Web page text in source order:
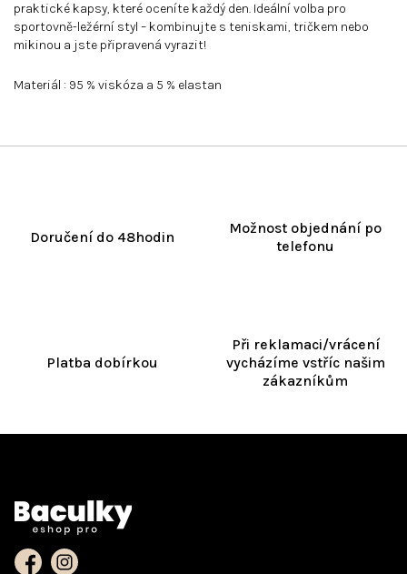
Doručení do 48hodin
Možnost objednání po
telefonu
Platba dobírkou
Při reklamaci/vrácení
vycházíme vstříc našim
zákazníkům
praktické kapsy, které oceníte každý den. Ideální volba pro
sportovně-ležérní styl – kombinujte s teniskami, tričkem nebo
mikinou a jste připravená vyrazit!
Materiál : 95 % viskóza a 5 % elastan